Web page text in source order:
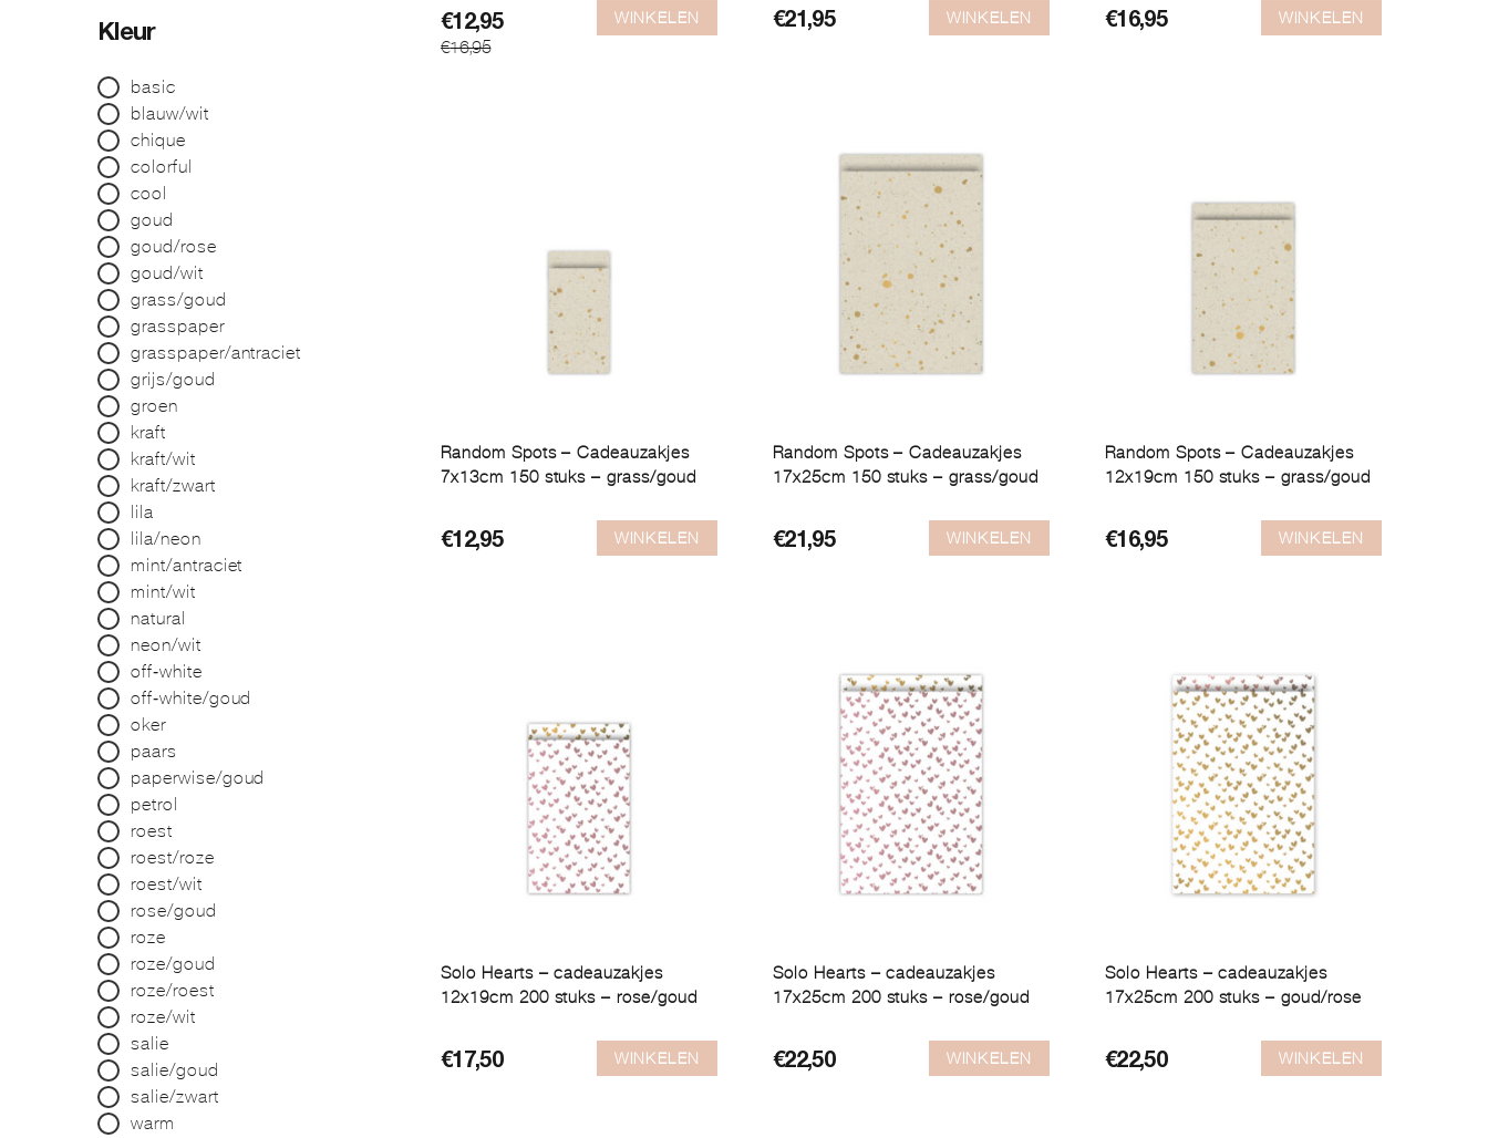
Kleur
basic
blauw/wit
chique
colorful
cool
goud
goud/rose
goud/wit
grass/goud
grasspaper
grasspaper/antraciet
grijs/goud
groen
kraft
kraft/wit
kraft/zwart
lila
lila/neon
mint/antraciet
mint/wit
natural
neon/wit
off-white
off-white/goud
oker
paars
paperwise/goud
petrol
roest
roest/roze
roest/wit
rose/goud
roze
roze/goud
roze/roest
roze/wit
salie
salie/goud
salie/zwart
warm
€16,95
Oorspronkelijke
prijs
€12,95
Huidige
prijs
WINKELEN €21,95 WINKELEN €16,95 WINKELEN
Random Spots – Cadeauzakjes
7x13cm 150 stuks – grass/goud
€12,95 WINKELEN
Random Spots – Cadeauzakjes
17x25cm 150 stuks – grass/goud
€21,95 WINKELEN
Random Spots – Cadeauzakjes
12x19cm 150 stuks – grass/goud
€16,95 WINKELEN
Solo Hearts – cadeauzakjes
12x19cm 200 stuks – rose/goud
€17,50 WINKELEN
Solo Hearts – cadeauzakjes
17x25cm 200 stuks – rose/goud
€22,50 WINKELEN
Solo Hearts – cadeauzakjes
17x25cm 200 stuks – goud/rose
€22,50 WINKELEN